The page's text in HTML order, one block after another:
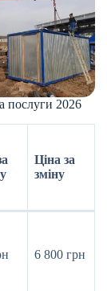
послуги 2026
Ціна за
зміну
6 800 грн